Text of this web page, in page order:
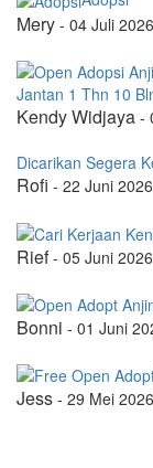
Mery - 04 Juli
Jantan 1 Thn 10
Kendy Widjaya -
Dicarikan Segera
Rofi - 22 Juni
Rief- 05 Juni
Bonni - 01 Juni
Jess - 29 Mei